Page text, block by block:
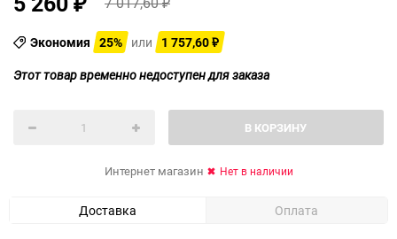
₽ ₽
Экономия 25% или 1 757,60 ₽
Этот товар временно недоступен для заказа
В КОРЗИНУ
Интернет магазин Нет в наличии
Доставка Оплата